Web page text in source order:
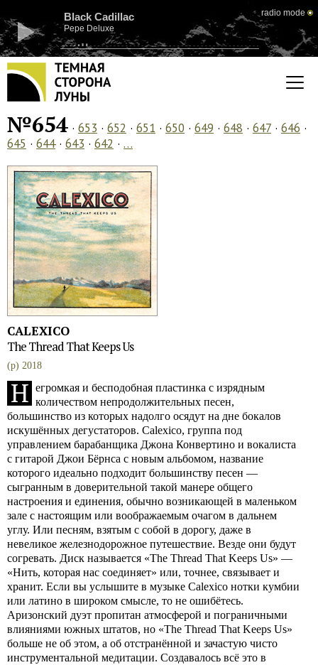
Black Cadillac
Pepe Deluxe
radio mode
№654 · 653 · 652 · 651 · 650 · 649 · 648 · 647 · 646 ·
645 · 644· 643 · 642 · …
CALEXICO
The Thread That Keeps Us
(p) 2018
Н егромкая и бесподобная пластинка с изрядным
количеством непродолжительных песен,
большинство из которых надолго осядут на дне бокалов
искушённых дегустаторов. Calexico, группа под
управлением барабанщика Джона Конвертино и вокалиста
с гитарой Джои Бёрнса с новым альбомом, название
которого идеально подходит большинству песен —
сыгранным в доверительной такой манере общего
настроения и единения, обычно возникающей в маленьком
зале с настоящим или воображаемым очагом в дальнем
углу. Или песням, взятым с собой в дорогу, даже в
невеликое железнодорожное путешествие. Везде они будут
согревать. Диск называется «The Thread That Keeps Us» —
«Нить, которая нас соединяет» или, точнее, связывает и
хранит. Если вы услышите в музыке Calexico нотки кумбии
или латино в широком смысле, то не ошибётесь.
Аризонский дуэт пропитан атмосферой и пограничными
влияниями южных штатов, но «The Thread That Keeps Us»
больше не об этом, а об отстранённой и зачастую чисто
инструментальной медитации. Создавалось всё это в